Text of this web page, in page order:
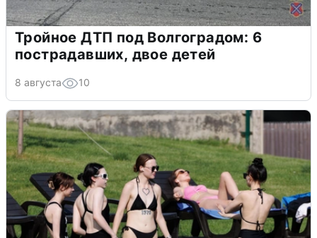
Тройное ДТП под Волгоградом: 6
пострадавших, двое детей
8 августа 10